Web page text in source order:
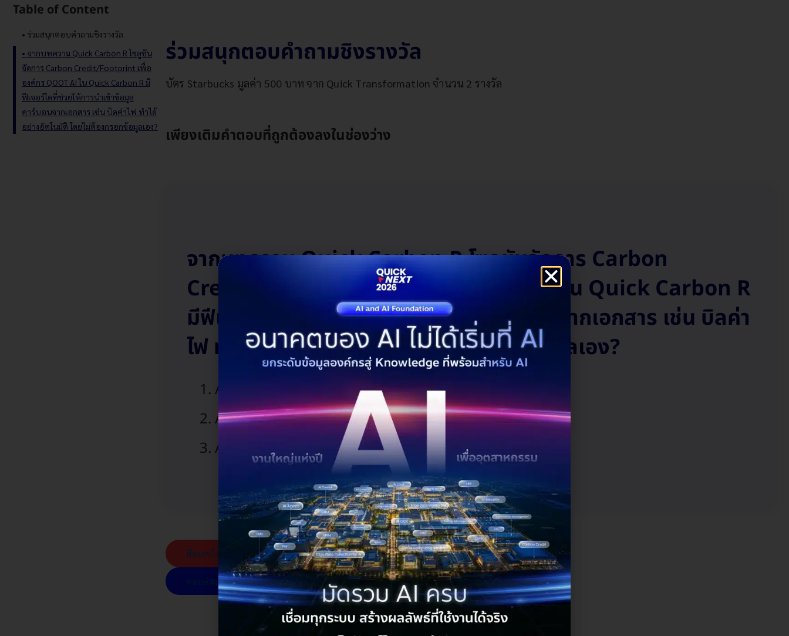
Table of Content
ร่วมสนุกตอบคำถามชิงรางวัล
จากบทความ Quick Carbon R โซลูชัน
จัดการ Carbon Credit/Footprint เพื่อ
องค์กร QOOT AI ใน Quick Carbon R มี
ฟีเจอร์ใดที่ช่วยให้การนำเข้าข้อมูล
คาร์บอนจากเอกสาร เช่น บิลค่าไฟ ทำได้
อย่างอัตโนมัติ โดยไม่ต้องกรอกข้อมูลเอง?
ร่วมสนุกตอบคำถามชิงรางวัล
บัตร Starbucks มูลค่า 500 บาท จาก Quick Transformation จำนวน 2 รางวัล
เพียงเติมคำตอบที่ถูกต้องลงในช่องว่าง
จากบทความ Quick Carbon R โซลูชันจัดการ Carbon
Credit/Footprint เพื่อองค์กร QOOT AI ใน Quick Carbon R
มีฟีเจอร์ใดที่ช่วยให้การนำเข้าข้อมูลคาร์บอนจากเอกสาร เช่น บิลค่า
ไฟ ทำได้อย่างอัตโนมัติ โดยไม่ต้องกรอกข้อมูลเอง?
AI-OCR ที่สามารถอ่านและดึงข้อมูลจากเอกสารโดยตรง
AI-DocAnalyzer ที่ช่วยวิเคราะห์และสรุปข้อมูลเอกสาร
AI-DataInput ที่ช่วยนำเข้าข้อมูลเข้าสู่ระบบอัตโนมัติ
ยังตอบไม่ได้ใช่ไหม หาคำตอบได้ที่นี่
ตอบคำถามได้ที่นี่